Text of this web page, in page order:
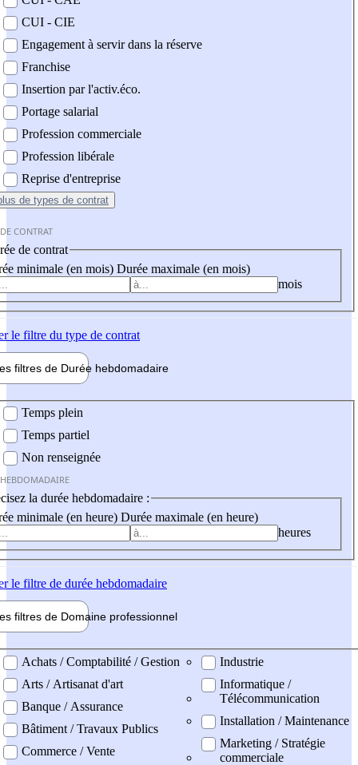
CUI - CIE
Engagement à servir dans la réserve
Franchise
Insertion par l'activ.éco.
Portage salarial
Profession commerciale
Profession libérale
Reprise d'entreprise
de types de contrat
CONTRAT
de contrat
minimale (en mois) Durée maximale (en mois)
mois
le filtre du type de contrat
filtres de Durée hebdomadaire
Temps plein
Temps partiel
Non renseignée
la durée hebdomadaire :
minimale (en heure) Durée maximale (en heure)
heures
le filtre de durée hebdomadaire
filtres de Domaine professionnel
professionel
Achats / Comptabilité / Gestion
Arts / Artisanat d'art
Banque / Assurance
Bâtiment / Travaux Publics
Commerce / Vente
Industrie
Informatique /
Télécommunication
Installation / Maintenance
Marketing / Stratégie
commerciale